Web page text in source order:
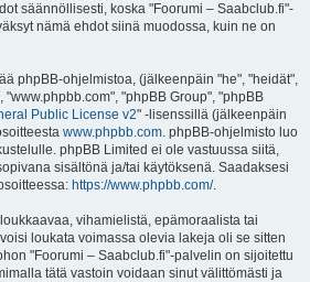
säännöllisesti, koska "Foorumi – Saabclub.fi"-
nämä ehdot siinä muodossa, kuin ne on
phpBB-ohjelmistoa, (jälkeenpäin "he", "heidät",
"phpBB Group", "phpBB
Public License v2" -lisenssillä (jälkeenpäin
www.phpbb.com. phpBB-ohjelmisto luo
phpBB Limited ei ole vastuussa siitä,
sisältönä ja/tai käytöksenä. Saadaksesi
https://www.phpbb.com/.
vihamielistä, epämoraalista tai
loukata voimassa olevia lakeja oli se sitten
"Foorumi – Saabclub.fi"-palvelin on sijoitettu
tätä vastoin voidaan sinut välittömästi ja